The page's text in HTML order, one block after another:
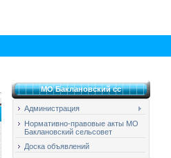
МО Баклановский сс
Администрация
Нормативно-правовые акты МО
Баклановский сельсовет
Доска объявлений